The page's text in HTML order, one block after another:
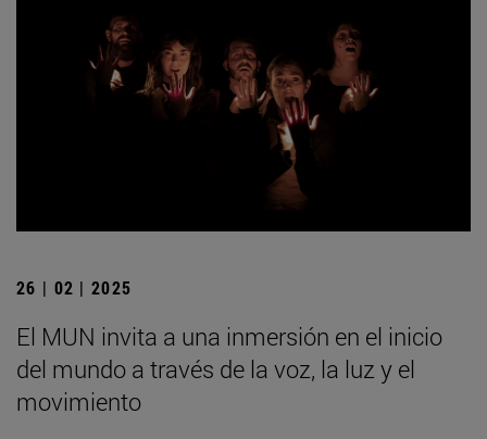
26 | 02 | 2025
El MUN invita a una inmersión en el inicio
del mundo a través de la voz, la luz y el
movimiento